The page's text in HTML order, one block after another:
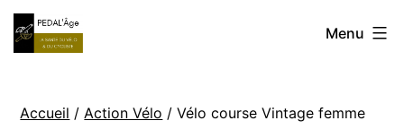
Aller
auRéparation
domicile
Menu
Accueil / Action Vélo / Vélo course Vintage femme